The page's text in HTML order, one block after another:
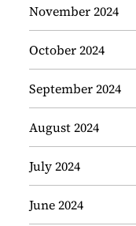
November 2024
October 2024
September 2024
August 2024
July 2024
June 2024